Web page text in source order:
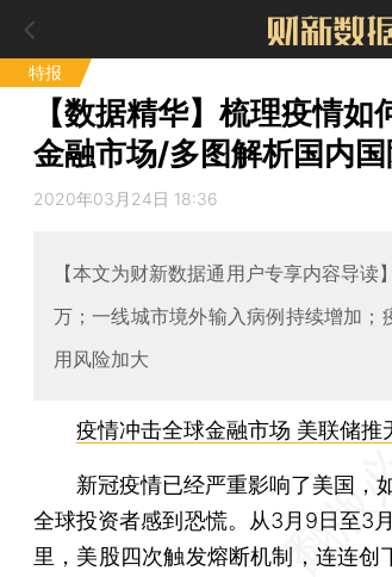
特报
【数据精华】梳理疫情
金融市场/多图解析国内
2020年03月24日 18:36
【本文为财新数据通用户专享内容导
万；一线城市境外输入病例持续增加；
用风险加大
疫情冲击全球金融市场 美联储推
新冠疫情已经严重影响了美国，
全球投资者感到恐慌。从3月9日至3
里，美股四次触发熔断机制，连连创